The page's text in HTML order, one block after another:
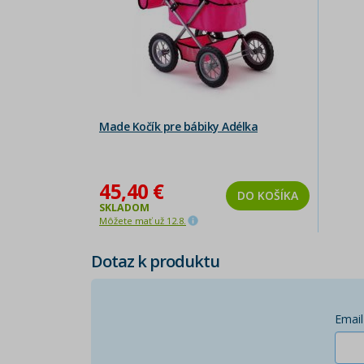
Made Kočík pre bábiky Adélka
45,40 €
SKLADOM
Môžete mať už 12.8.
DO KOŠÍKA
Dotaz k produktu